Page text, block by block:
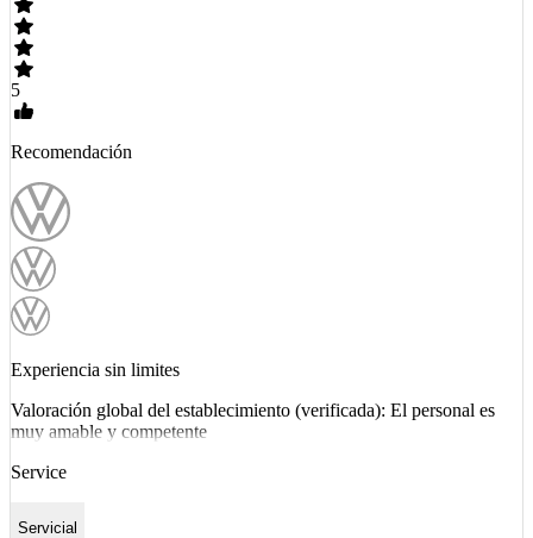
5
Recomendación
Experiencia sin limites
Valoración global del establecimiento (verificada): El personal es
muy amable y competente
Service
Servicial